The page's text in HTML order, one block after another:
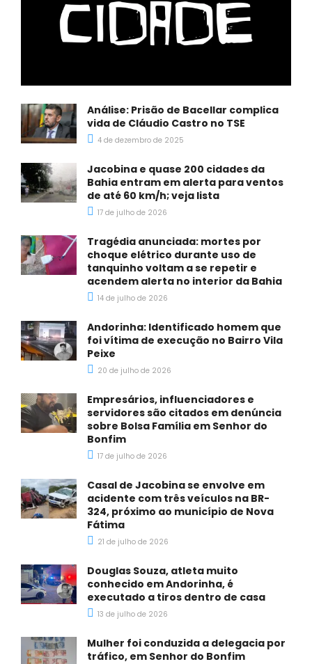
Análise: Prisão de Bacellar complica
vida de Cláudio Castro no TSE
4 de dezembro de 2025
Jacobina e quase 200 cidades da
Bahia entram em alerta para ventos
de até 60 km/h; veja lista
17 de julho de 2026
Tragédia anunciada: mortes por
choque elétrico durante uso de
tanquinho voltam a se repetir e
acendem alerta no interior da Bahia
14 de julho de 2026
Andorinha: Identificado homem que
foi vítima de execução no Bairro Vila
Peixe
20 de julho de 2026
Empresários, influenciadores e
servidores são citados em denúncia
sobre Bolsa Família em Senhor do
Bonfim
17 de julho de 2026
Casal de Jacobina se envolve em
acidente com três veículos na BR-
324, próximo ao município de Nova
Fátima
21 de julho de 2026
Douglas Souza, atleta muito
conhecido em Andorinha, é
executado a tiros dentro de casa
13 de julho de 2026
Mulher foi conduzida a delegacia por
tráfico, em Senhor do Bonfim